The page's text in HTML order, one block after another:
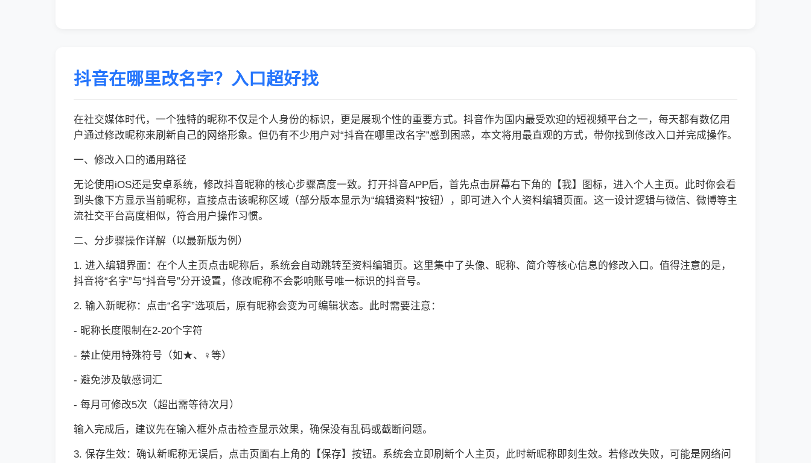
抖音在哪里改名字？入口超好找
在社交媒体时代，一个独特的昵称不仅是个人身份的标识，更是展现个性的重要方式。抖音作为国内最受欢迎的短视频平台之一，每天都有数亿用
户通过修改昵称来刷新自己的网络形象。但仍有不少用户对“抖音在哪里改名字”感到困惑，本文将用最直观的方式，带你找到修改入口并完成操作。
一、修改入口的通用路径
无论使用iOS还是安卓系统，修改抖音昵称的核心步骤高度一致。打开抖音APP后，首先点击屏幕右下角的【我】图标，进入个人主页。此时你会看
到头像下方显示当前昵称，直接点击该昵称区域（部分版本显示为“编辑资料”按钮），即可进入个人资料编辑页面。这一设计逻辑与微信、微博等主
流社交平台高度相似，符合用户操作习惯。
二、分步骤操作详解（以最新版为例）
1. 进入编辑界面：在个人主页点击昵称后，系统会自动跳转至资料编辑页。这里集中了头像、昵称、简介等核心信息的修改入口。值得注意的是，
抖音将“名字”与“抖音号”分开设置，修改昵称不会影响账号唯一标识的抖音号。
2. 输入新昵称：点击“名字”选项后，原有昵称会变为可编辑状态。此时需要注意：
- 昵称长度限制在2-20个字符
- 禁止使用特殊符号（如★、♀等）
- 避免涉及敏感词汇
- 每月可修改5次（超出需等待次月）
输入完成后，建议先在输入框外点击检查显示效果，确保没有乱码或截断问题。
3. 保存生效：确认新昵称无误后，点击页面右上角的【保存】按钮。系统会立即刷新个人主页，此时新昵称即刻生效。若修改失败，可能是网络问